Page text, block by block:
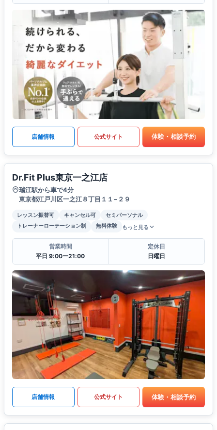
店舗情報 公式サイト 体験・相談予約
Dr.Fit Plus東京一之江店
瑞江駅から車で4分
東京都江戸川区一之江８丁目１１−２９
レッスン振替可 キャンセル可
セミパーソナル
トレーナーローテーション制
無料体験 もっと見る
営業時間
平日 9:00ー21:00
定休日
日曜日
店舗情報 公式サイト 体験・相談予約